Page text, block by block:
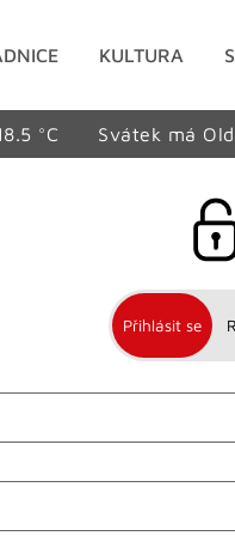
KULTURA
°C Svátek má
Přihlásit se